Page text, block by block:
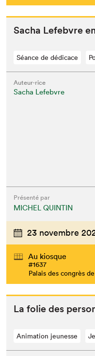
Sacha Lefeb­vre
Séance de dédicace
Auteur·rice
Sacha Lefebvre
Présenté par
MICHEL QUINTIN
23 novembre
Au kiosque
#1637
Palais des congrès
La folie des
Animation jeunesse